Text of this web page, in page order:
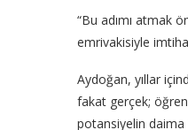
“Bu adımı atmak
emrivakisiyle
Aydoğan, yıllar
fakat gerçek;
potansiyelin daima